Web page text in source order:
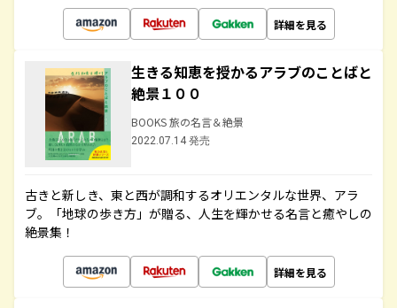
詳細を見る
生きる知恵を授かるアラブのことばと
絶景１００
BOOKS 旅の名言＆絶景
2022.07.14 発売
古きと新しき、東と西が調和するオリエンタルな世界、アラ
ブ。「地球の歩き方」が贈る、人生を輝かせる名言と癒やしの
絶景集！
詳細を見る